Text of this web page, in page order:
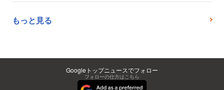
もっと見る
Googleトップニュースでフォロー
フォローの仕方はこちら